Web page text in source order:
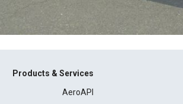
Products & Services
AeroAPI